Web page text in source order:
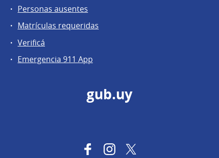
Personas ausentes
Matrículas requeridas
Verificá
Emergencia 911 App
gub.uy
FacebookInstagram